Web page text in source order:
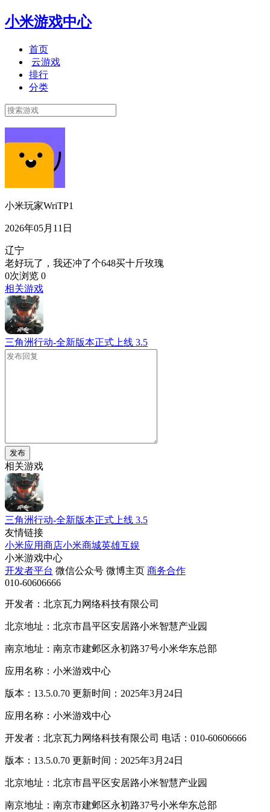
小米游戏中心
首页
云游戏
排行
分类
小米玩家WriTP1
2026年05月11日
辽宁
老好玩了，我还冲了个648买十斤玫瑰
0次浏览 0
相关游戏
三角洲行动-全新版本正式上线 3.5
发布
相关游戏
三角洲行动-全新版本正式上线 3.5
友情链接
小米应用商店小米商城英雄互娱
小米游戏中心
开发者平台 微信公众号 微博主页 商务合作
010-60606666
开发者：北京瓦力网络科技有限公司
北京地址：北京市昌平区安居路小米智慧产业园
南京地址：南京市建邺区永初路37号小米华东总部
应用名称：小米游戏中心
版本：13.5.0.70 更新时间：2025年3月24日
应用名称：小米游戏中心
开发者：北京瓦力网络科技有限公司 电话：010-60606666
版本：13.5.0.70 更新时间：2025年3月24日
北京地址：北京市昌平区安居路小米智慧产业园
南京地址：南京市建邺区永初路37号小米华东总部